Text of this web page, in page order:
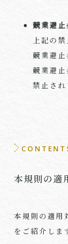
競業避
上記の
競業避
競業避
禁止され
本規則の適
本規則の適用
をご紹介しま